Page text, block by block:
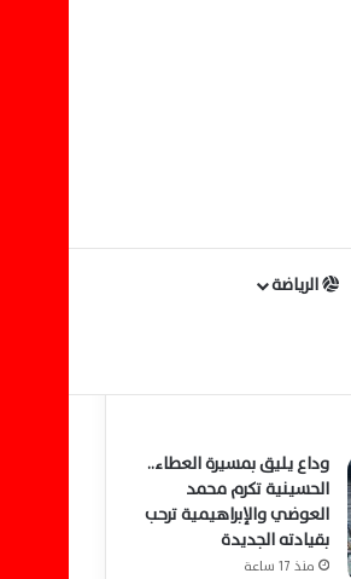
الرياضة
وداع يليق بمسيرة العطاء..
الحسينية تكرم محمد
العوضي والإبراهيمية ترحب
بقيادته الجديدة
منذ 17 ساعة